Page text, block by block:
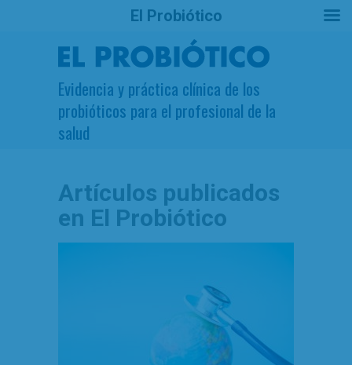
Evidencia y práctica clínica de los
probióticos para el profesional de la
salud
Artículos publicados
en El Probiótico
El Probiótico